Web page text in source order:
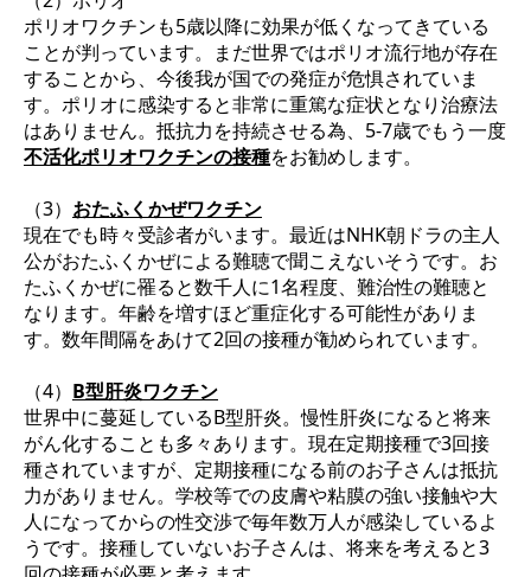
ポリオワクチンも5歳以降に効果が低くなってきている
ことが判っています。まだ世界ではポリオ流行地が存在
することから、今後我が国での発症が危惧されていま
す。ポリオに感染すると非常に重篤な症状となり治療法
はありません。抵抗力を持続させる為、5-7歳でもう一度
不活化ポリオワクチンの接種をお勧めします。
（3） おたふくかぜワクチン
現在でも時々受診者がいます。最近はNHK朝ドラの主人
公がおたふくかぜによる難聴で聞こえないそうです。お
たふくかぜに罹ると数千人に1名程度、難治性の難聴と
なります。年齢を増すほど重症化する可能性がありま
す。数年間隔をあけて2回の接種が勧められています。
（4） B型肝炎ワクチン
世界中に蔓延しているB型肝炎。慢性肝炎になると将来
がん化することも多々あります。現在定期接種で3回接
種されていますが、定期接種になる前のお子さんは抵抗
力がありません。学校等での皮膚や粘膜の強い接触や大
人になってからの性交渉で毎年数万人が感染しているよ
うです。接種していないお子さんは、将来を考えると3